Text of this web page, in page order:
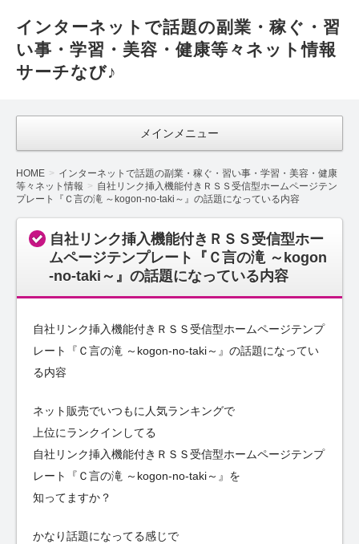
インターネットで話題の副業・稼ぐ・習
い事・学習・美容・健康等々ネット情報
サーチなび♪
メインメニュー
HOME
インターネットで話題の副業・稼ぐ・習い事・学習・美容・健康
等々ネット情報
自社リンク挿入機能付きＲＳＳ受信型ホームページテン
プレート『Ｃ言の滝 ～kogon-no-taki～』の話題になっている内容
自社リンク挿入機能付きＲＳＳ受信型ホー
ムページテンプレート『Ｃ言の滝 ～kogon
-no-taki～』の話題になっている内容
自社リンク挿入機能付きＲＳＳ受信型ホームページテンプ
レート『Ｃ言の滝 ～kogon-no-taki～』の話題になってい
る内容
ネット販売でいつもに人気ランキングで
上位にランクインしてる
自社リンク挿入機能付きＲＳＳ受信型ホームページテンプ
レート『Ｃ言の滝 ～kogon-no-taki～』を
知ってますか？
かなり話題になってる感じで